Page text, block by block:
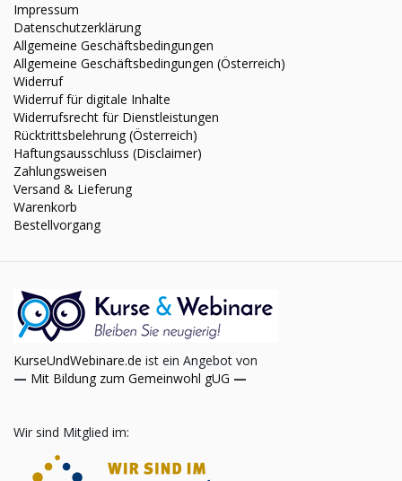
Impressum
Datenschutzerklärung
Allgemeine Geschäftsbedingungen
Allgemeine Geschäftsbedingungen (Österreich)
Widerruf
Widerruf für digitale Inhalte
Widerrufsrecht für Dienstleistungen
Rücktrittsbelehrung (Österreich)
Haftungsausschluss (Disclaimer)
Zahlungsweisen
Versand & Lieferung
Warenkorb
Bestellvorgang
KurseUndWebinare.de ist ein Angebot von
— Mit Bildung zum Gemeinwohl gUG —
Wir sind Mitglied im: